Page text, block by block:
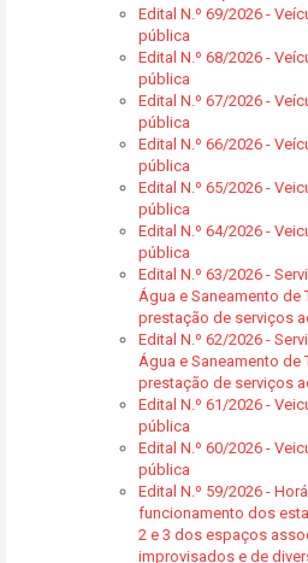
Edital N.º 69/2026 -
pública
Edital N.º 68/2026 -
pública
Edital N.º 67/2026 -
pública
Edital N.º 66/2026 -
pública
Edital N.º 65/2026 -
pública
Edital N.º 64/2026 -
pública
Edital N.º 63/2026 -
Água e Saneamento de
prestação de serviços
Edital N.º 62/2026 -
Água e Saneamento de
prestação de serviços
Edital N.º 61/2026 -
pública
Edital N.º 60/2026 -
pública
Edital N.º 59/2026 -
funcionamento dos
2 e 3 dos espaços
improvisados e de